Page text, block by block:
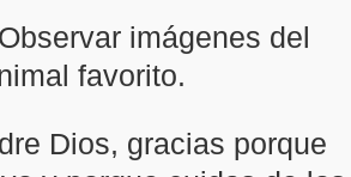
imágenes del
favorito.
Dios, gracias porque